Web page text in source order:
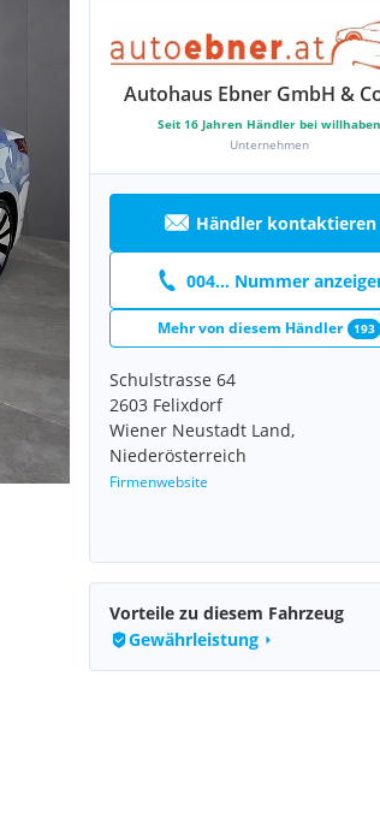
Autohaus Ebner GmbH &
Seit 16 Jahren Händler bei willhaben
Unternehmen
Händler kontaktieren
004... Nummer
Mehr von diesem Händler 193
Schulstrasse 64
2603 Felixdorf
Wiener Neustadt Land,
Niederösterreich
Firmenwebsite
Vorteile zu diesem Fahrzeug
Gewährleistung